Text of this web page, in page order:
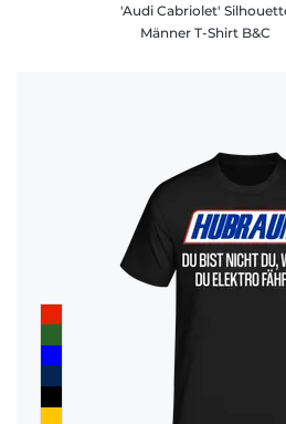
'Audi Cabriolet'
Männer T-Shirt B&C